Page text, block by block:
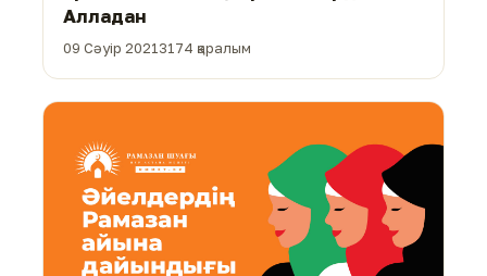
Алладан
09 Сәуір 2021 3174 қаралым